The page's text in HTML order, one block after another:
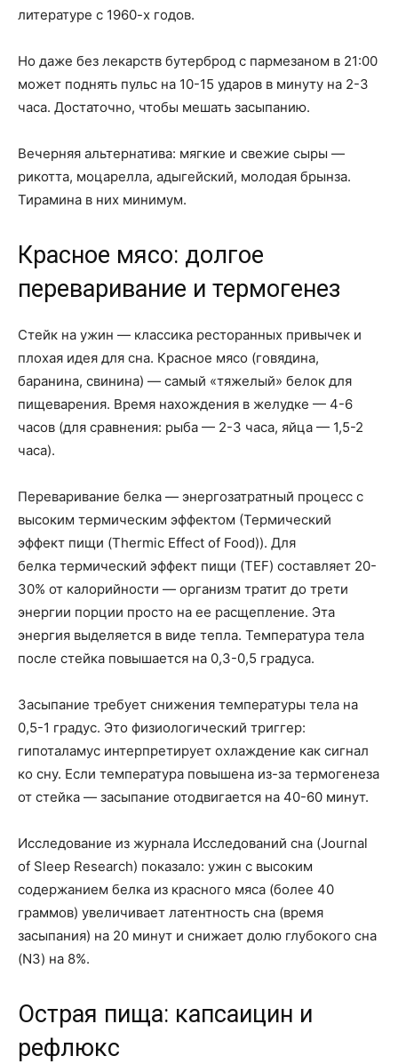
литературе с 1960-х годов.
Но даже без лекарств бутерброд с пармезаном в 21:00
может поднять пульс на 10-15 ударов в минуту на 2-3
часа. Достаточно, чтобы мешать засыпанию.
Вечерняя альтернатива: мягкие и свежие сыры —
рикотта, моцарелла, адыгейский, молодая брынза.
Тирамина в них минимум.
Красное мясо: долгое
переваривание и термогенез
Стейк на ужин — классика ресторанных привычек и
плохая идея для сна. Красное мясо (говядина,
баранина, свинина) — самый «тяжелый» белок для
пищеварения. Время нахождения в желудке — 4-6
часов (для сравнения: рыба — 2-3 часа, яйца — 1,5-2
часа).
Переваривание белка — энергозатратный процесс с
высоким термическим эффектом (Термический
эффект пищи (Thermic Effect of Food)). Для
белка термический эффект пищи (TEF) составляет 20-
30% от калорийности — организм тратит до трети
энергии порции просто на ее расщепление. Эта
энергия выделяется в виде тепла. Температура тела
после стейка повышается на 0,3-0,5 градуса.
Засыпание требует снижения температуры тела на
0,5-1 градус. Это физиологический триггер:
гипоталамус интерпретирует охлаждение как сигнал
ко сну. Если температура повышена из-за термогенеза
от стейка — засыпание отодвигается на 40-60 минут.
Исследование из журнала Исследований сна (Journal
of Sleep Research) показало: ужин с высоким
содержанием белка из красного мяса (более 40
граммов) увеличивает латентность сна (время
засыпания) на 20 минут и снижает долю глубокого сна
(N3) на 8%.
Острая пища: капсаицин и
рефлюкс